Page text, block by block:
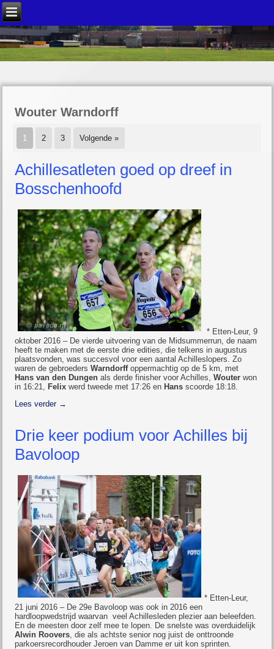
Wouter Warndorff
1 2 3 Volgende »
Achillesatleten goed op dreef in
Bosschenhoofd
* Etten-Leur, 9
oktober 2016 – De vierde uitvoering van de Midsummerrun, de naam
heeft te maken met de eerste drie edities, die telkens in augustus
plaatsvonden, was succesvol voor een aantal Achilleslopers. Zo
waren de gebroedersWarndorffoppermachtig op de 5 km, met
Hans van den Dungen als derde finisher voor Achilles,Wouter won
in 16:21, Felix werd tweede met 17:26 en Hans scoorde 18:18.
Lees verder →
Drie keer podium voor Achilles bij
Bavoloop
* Etten-Leur,
21 juni 2016 – De 29e Bavoloop was ook in 2016 een
hardloopwedstrijd waarvan veel Achillesleden plezier aan beleefden.
En de meesten door zelf mee te lopen. De snelste was overduidelijk
Alwin Roovers, die als achtste senior nog juist de onttroonde
parkoersrecordhouder Jeroen van Damme er uit kon sprinten.